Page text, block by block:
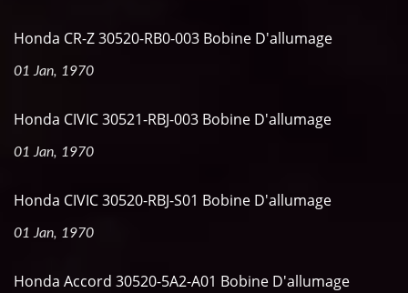
Honda CR-Z 30520-RB0-003 Bobine D'allumage
01 Jan, 1970
Honda CIVIC 30521-RBJ-003 Bobine D'allumage
01 Jan, 1970
Honda CIVIC 30520-RBJ-S01 Bobine D'allumage
01 Jan, 1970
Honda Accord 30520-5A2-A01 Bobine D'allumage